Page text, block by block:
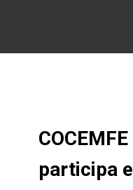
participa